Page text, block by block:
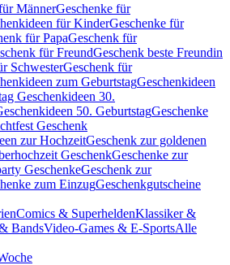
MännerGeschenke für
für KinderGeschenke für
für PapaGeschenk für
für FreundGeschenk beste Freundin
SchwesterGeschenk für
zum GeburtstagGeschenkideen
Geschenkideen 30.
50. GeburtstagGeschenke
Geschenk
zur HochzeitGeschenk zur goldenen
GeschenkGeschenke zur
GeschenkeGeschenk zur
zum EinzugGeschenkgutscheine
Comics & SuperheldenKlassiker &
BandsVideo-Games & E-SportsAlle